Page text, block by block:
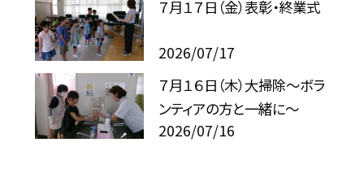
７月１７日（金）表彰・終業式
2026/07/17
７月１６日（木）大掃除～ボラ
ンティアの方と一緒に～
2026/07/16